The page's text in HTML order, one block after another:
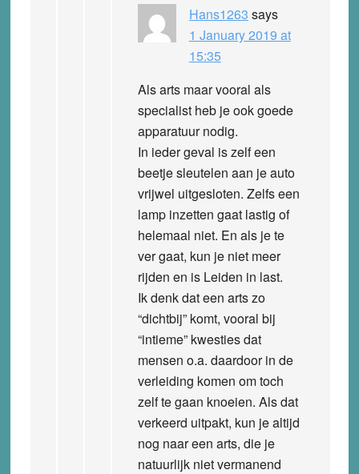
Hans1263 says
1 January 2019 at
15:35
Als arts maar vooral als
specialist heb je ook goede
apparatuur nodig.
In ieder geval is zelf een
beetje sleutelen aan je auto
vrijwel uitgesloten. Zelfs een
lamp inzetten gaat lastig of
helemaal niet. En als je te
ver gaat, kun je niet meer
rijden en is Leiden in last.
Ik denk dat een arts zo
“dichtbij” komt, vooral bij
“intieme” kwesties dat
mensen o.a. daardoor in de
verleiding komen om toch
zelf te gaan knoeien. Als dat
verkeerd uitpakt, kun je altijd
nog naar een arts, die je
natuurlijk niet vermanend